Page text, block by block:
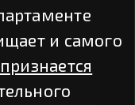
и самого
признается